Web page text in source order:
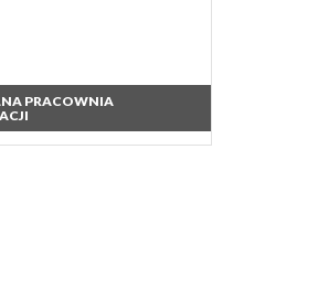
PRACOWNIA